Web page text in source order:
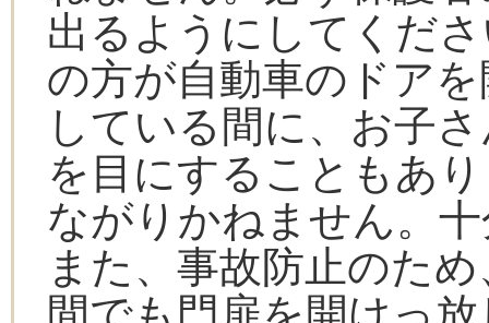
出るようにしてくだ
の方が自動車のドア
している間に、お子
を目にすることもあ
ながりかねません。
また、事故防止のた